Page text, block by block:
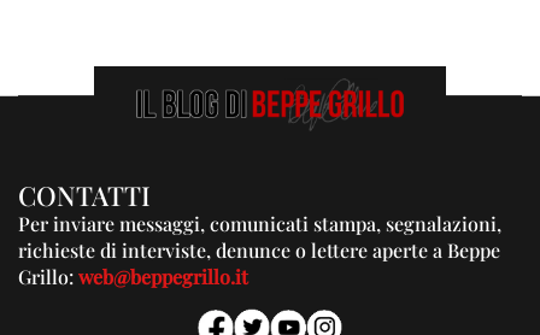
CONTATTI
Per inviare messaggi, comunicati stampa, segnalazioni,
richieste di interviste, denunce o lettere aperte a Beppe
Grillo:web@beppegrillo.it